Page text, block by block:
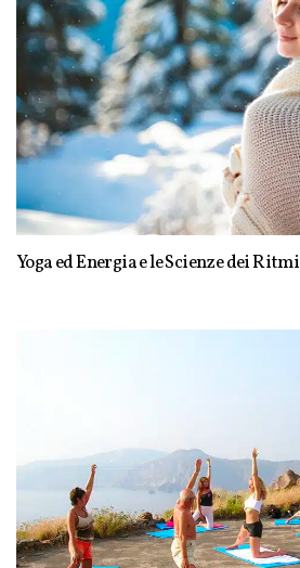
Yoga ed Energia e le Scienze dei Ritmi